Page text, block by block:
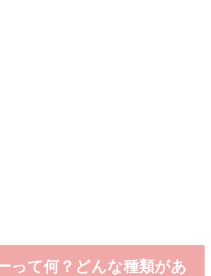
って何？どんな種類があ